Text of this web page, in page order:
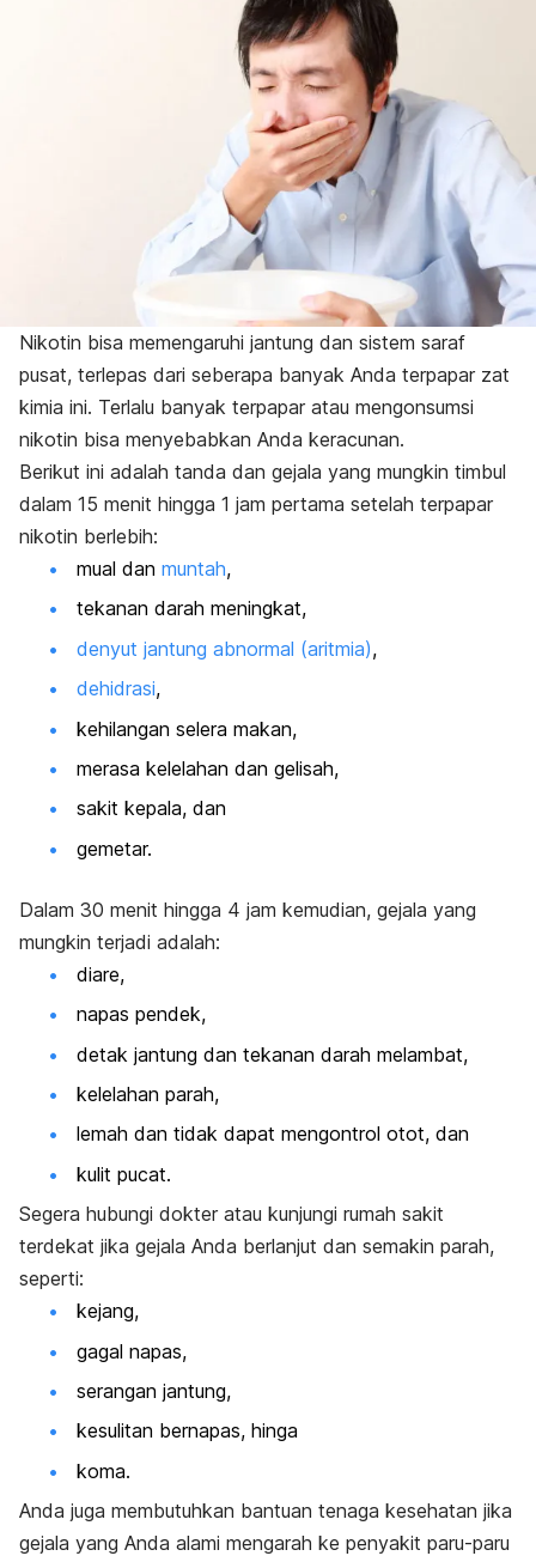
Nikotin bisa memengaruhi jantung dan sistem saraf
pusat, terlepas dari seberapa banyak Anda terpapar zat
kimia ini. Terlalu banyak terpapar atau mengonsumsi
nikotin bisa menyebabkan Anda keracunan.
Berikut ini adalah tanda dan gejala yang mungkin timbul
dalam 15 menit hingga 1 jam pertama setelah terpapar
nikotin berlebih:
mual dan muntah,
tekanan darah meningkat,
denyut jantung abnormal (aritmia),
dehidrasi,
kehilangan selera makan,
merasa kelelahan dan gelisah,
sakit kepala, dan
gemetar.
Dalam 30 menit hingga 4 jam kemudian, gejala yang
mungkin terjadi adalah:
diare,
napas pendek,
detak jantung dan tekanan darah melambat,
kelelahan parah,
lemah dan tidak dapat mengontrol otot, dan
kulit pucat.
Segera hubungi dokter atau kunjungi rumah sakit
terdekat jika gejala Anda berlanjut dan semakin parah,
seperti:
kejang,
gagal napas,
serangan jantung,
kesulitan bernapas, hinga
koma.
Anda juga membutuhkan bantuan tenaga kesehatan jika
gejala yang Anda alami mengarah ke penyakit paru-paru